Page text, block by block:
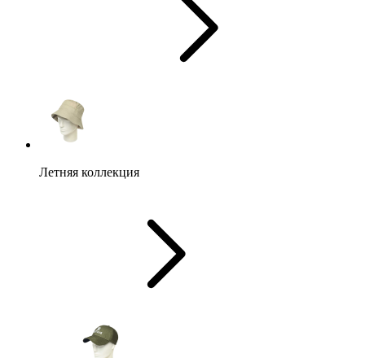
Летняя коллекция